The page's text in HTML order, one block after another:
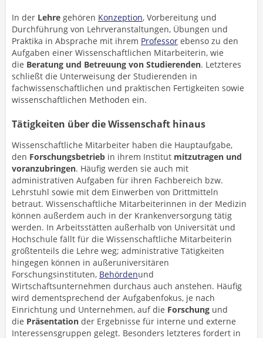
In der Lehre gehören Konzeption, Vorbereitung und
Durchführung von Lehrveranstaltungen, Übungen und
Praktika in Absprache mit ihrem Professor ebenso zu den
Aufgaben einer Wissenschaftlichen Mitarbeiterin, wie
die Beratung und Betreuung von Studierenden. Letzteres
schließt die Unterweisung der Studierenden in
fachwissenschaftlichen und praktischen Fertigkeiten sowie
wissenschaftlichen Methoden ein.
Tätigkeiten über die Wissenschaft hinaus
Wissenschaftliche Mitarbeiter haben die Hauptaufgabe,
den Forschungsbetrieb in ihrem Institut mitzutragen und
voranzubringen. Häufig werden sie auch mit
administrativen Aufgaben für ihren Fachbereich bzw.
Lehrstuhl sowie mit dem Einwerben von Drittmitteln
betraut. Wissenschaftliche Mitarbeiterinnen in der Medizin
können außerdem auch in der Krankenversorgung tätig
werden. In Arbeitsstätten außerhalb von Universität und
Hochschule fällt für die Wissenschaftliche Mitarbeiterin
größtenteils die Lehre weg; administrative Tätigkeiten
hingegen können in außeruniversitären
Forschungsinstituten, Behördenund
Wirtschaftsunternehmen durchaus auch anstehen. Häufig
wird dementsprechend der Aufgabenfokus, je nach
Einrichtung und Unternehmen, auf die Forschung und
die Präsentation der Ergebnisse für interne und externe
Interessensgruppen gelegt. Besonders letzteres fordert in